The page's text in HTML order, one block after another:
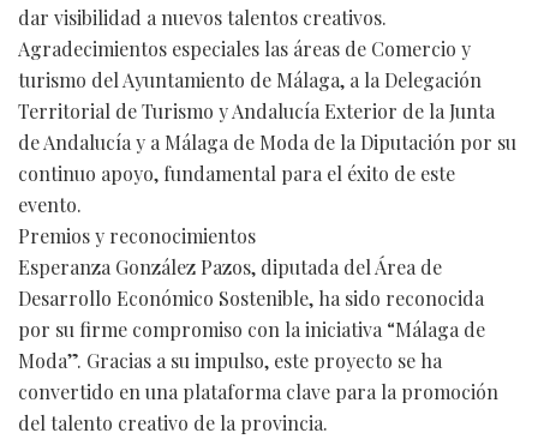
dar visibilidad a nuevos talentos creativos.
Agradecimientos especiales las áreas de Comercio y
turismo del Ayuntamiento de Málaga, a la Delegación
Territorial de Turismo y Andalucía Exterior de la Junta
de Andalucía y a Málaga de Moda de la Diputación por su
continuo apoyo, fundamental para el éxito de este
evento.
Premios y reconocimientos
Esperanza González Pazos, diputada del Área de
Desarrollo Económico Sostenible, ha sido reconocida
por su firme compromiso con la iniciativa “Málaga de
Moda”. Gracias a su impulso, este proyecto se ha
convertido en una plataforma clave para la promoción
del talento creativo de la provincia.